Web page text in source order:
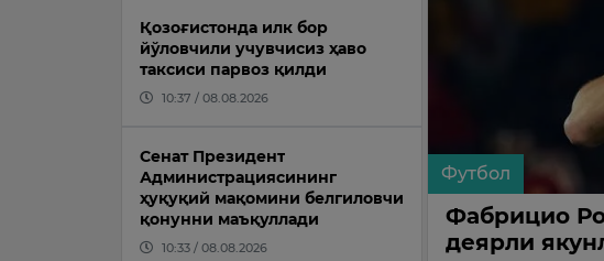
Қозоғистонда илк бор
йўловчили учувчисиз ҳаво
таксиси парвоз қилди
10:37 / 08.08.2026
Сенат Президент
Администрациясининг
ҳуқуқий мақомини белгиловчи
қонунни маъқуллади
10:33 / 08.08.2026
Футбол
Фабрицио
деярли